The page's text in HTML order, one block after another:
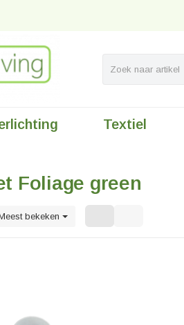
Textiel
Foliage green
bekeken